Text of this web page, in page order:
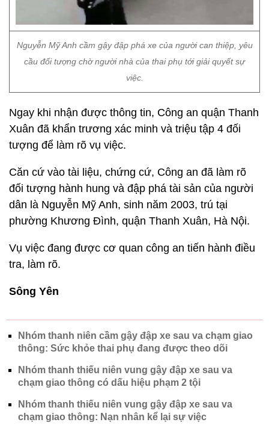
Nguyễn Mỹ Anh cầm gậy đập phá xe của người can thiệp, yêu
cầu đối tượng chờ người nhà của thai phụ tới giải quyết sự
việc.
Ngay khi nhận được thông tin, Công an quận Thanh
Xuân đã khẩn trương xác minh và triệu tập 4 đối
tượng để làm rõ vụ việc.
Căn cứ vào tài liệu, chứng cứ, Công an đã làm rõ
đối tượng hành hung và đập phá tài sản của người
dân là Nguyễn Mỹ Anh, sinh năm 2003, trú tại
phường Khương Đình, quận Thanh Xuân, Hà Nội.
Vụ việc đang được cơ quan công an tiến hành điều
tra, làm rõ.
Sông Yên
Nhóm thanh niên cầm gậy đập xe sau va chạm giao
thông: Sức khỏe thai phụ đang được theo dõi
Nhóm thanh thiếu niên vung gậy đập xe sau va
chạm giao thông có dấu hiệu phạm 2 tội
Nhóm thanh thiếu niên vung gậy đập xe sau va
chạm giao thông: Nạn nhân kể lại sự việc